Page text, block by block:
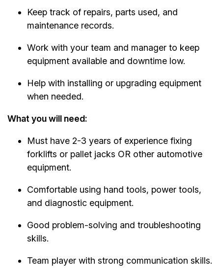
Keep track of repairs, parts used, and
maintenance records.
Work with your team and manager to keep
equipment available and downtime low.
Help with installing or upgrading equipment
when needed.
What you will need:
Must have 2-3 years of experience fixing
forklifts or pallet jacks OR other automotive
equipment.
Comfortable using hand tools, power tools,
and diagnostic equipment.
Good problem-solving and troubleshooting
skills.
Team player with strong communication skills.